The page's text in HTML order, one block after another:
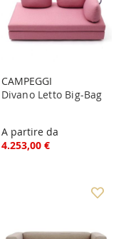
CAMPEGGI
Divano Letto Big-Bag
A partire da
4.253,00 €